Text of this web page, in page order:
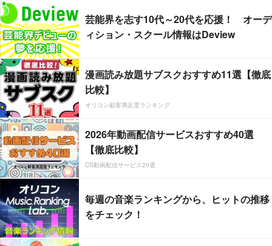
芸能界を志す10代～20代を応援！ オーデ
ィション・スクール情報はDeview
漫画読み放題サブスクおすすめ11選【徹底
比較】
オリコン顧客満足度ランキング
2026年動画配信サービスおすすめ40選
【徹底比較】
CS動画配信サービス20選
毎週の音楽ランキングから、ヒットの推移
をチェック！